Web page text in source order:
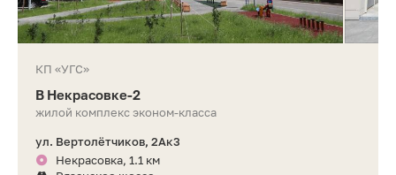
КП «УГС»
В Некрасовке-2
жилой комплекс эконом-класса
ул. Вертолётчиков, 2Ак3
Некрасовка, 1.1 км